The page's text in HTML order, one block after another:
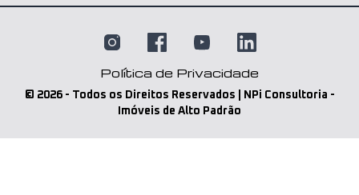
Política de Privacidade
© 2026- Todos os Direitos Reservados | NPi Consultoria -
Imóveis de Alto Padrão